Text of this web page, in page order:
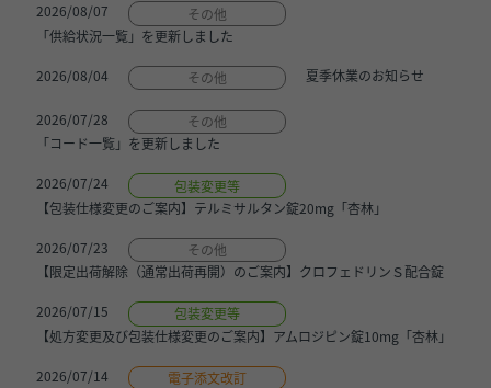
2026/08/07
その他
「供給状況一覧」を更新しました
2026/08/04 その他 夏季休業のお知らせ
2026/07/28
その他
「コード一覧」を更新しました
2026/07/24
包装変更等
【包装仕様変更のご案内】テルミサルタン錠20mg「杏林」
2026/07/23
その他
【限定出荷解除（通常出荷再開）のご案内】クロフェドリンＳ配合錠
2026/07/15
包装変更等
【処方変更及び包装仕様変更のご案内】アムロジピン錠10mg「杏林」
2026/07/14
電子添文改訂